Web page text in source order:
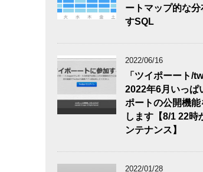
ートマップ的な分
すSQL
2022/06/16
「ツイポーート/
2022年6月いっぱ
ポートの公開機能
します【8/1 22時
ンテナンス】
2022/01/28